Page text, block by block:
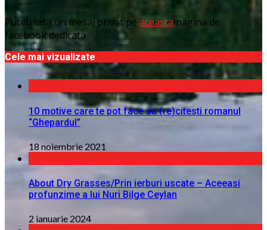
Puteti lasa un mesaj privat pe aceasta pagina de
facebook dedicata
Cele mai vizualizate
10 motive care te pot face sa (re)citesti romanul
“Ghepardul”
18 noiembrie 2021
About Dry Grasses/Prin ierburi uscate – Aceeasi
profunzime a lui Nuri Bilge Ceylan
2 ianuarie 2024